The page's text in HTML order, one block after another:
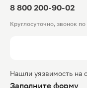
8 800 200-90-02
Круглосуточно, звонок
Нашли уязвимость на
Заполните форму